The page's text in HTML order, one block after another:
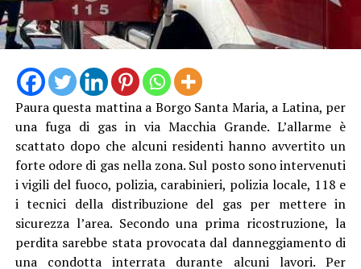
Paura questa mattina a Borgo Santa Maria, a Latina, per
una fuga di gas in via Macchia Grande. L’allarme è
scattato dopo che alcuni residenti hanno avvertito un
forte odore di gas nella zona. Sul posto sono intervenuti
i vigili del fuoco, polizia, carabinieri, polizia locale, 118 e
i tecnici della distribuzione del gas per mettere in
sicurezza l’area. Secondo una prima ricostruzione, la
perdita sarebbe stata provocata dal danneggiamento di
una condotta interrata durante alcuni lavori. Per